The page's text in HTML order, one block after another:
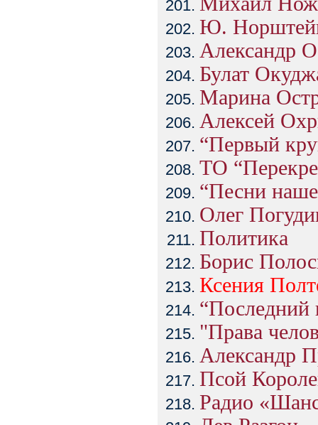
Ю.
Александр
Булат
Марина
Алексей
“Первый
ТО
“Песни
Олег
Политика
Борис
Ксения
“Последний
"Права
Александр
Псой
Радио